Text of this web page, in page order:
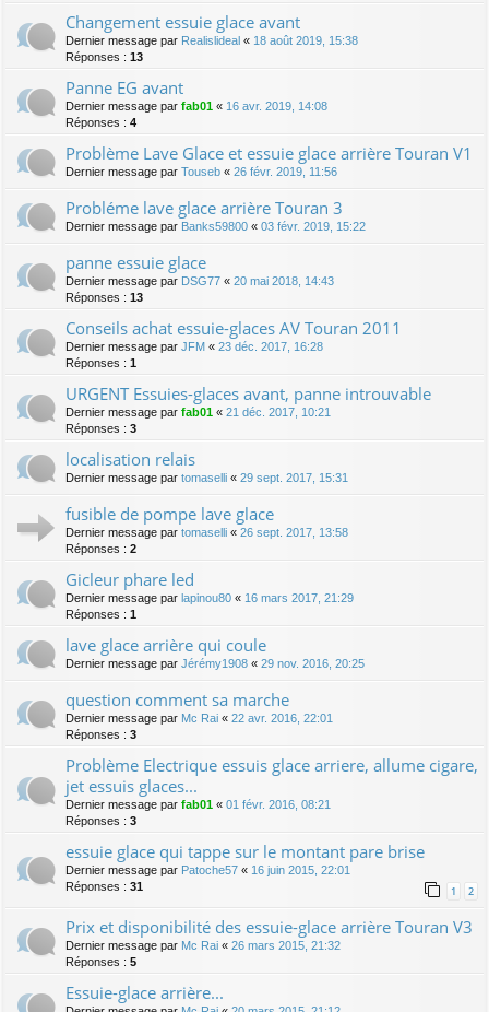
Changement essuie glace avant
Dernier message par Realislideal « 18 août 2019, 15:38
Réponses : 13
Panne EG avant
Dernier message par fab01 « 16 avr. 2019, 14:08
Réponses : 4
Problème Lave Glace et essuie glace arrière Touran V1
Dernier message par Touseb « 26 févr. 2019, 11:56
Probléme lave glace arrière Touran 3
Dernier message par Banks59800 « 03 févr. 2019, 15:22
panne essuie glace
Dernier message par DSG77 « 20 mai 2018, 14:43
Réponses : 13
Conseils achat essuie-glaces AV Touran 2011
Dernier message par JFM « 23 déc. 2017, 16:28
Réponses : 1
URGENT Essuies-glaces avant, panne introuvable
Dernier message par fab01 « 21 déc. 2017, 10:21
Réponses : 3
localisation relais
Dernier message par tomaselli « 29 sept. 2017, 15:31
fusible de pompe lave glace
Dernier message par tomaselli « 26 sept. 2017, 13:58
Réponses : 2
Gicleur phare led
Dernier message par lapinou80 « 16 mars 2017, 21:29
Réponses : 1
lave glace arrière qui coule
Dernier message par Jérémy1908 « 29 nov. 2016, 20:25
question comment sa marche
Dernier message par Mc Rai « 22 avr. 2016, 22:01
Réponses : 3
Problème Electrique essuis glace arriere, allume cigare,
jet essuis glaces...
Dernier message par fab01 « 01 févr. 2016, 08:21
Réponses : 3
essuie glace qui tappe sur le montant pare brise
Dernier message par Patoche57 « 16 juin 2015, 22:01
Réponses : 31 1 2
Prix et disponibilité des essuie-glace arrière Touran V3
Dernier message par Mc Rai « 26 mars 2015, 21:32
Réponses : 5
Essuie-glace arrière...